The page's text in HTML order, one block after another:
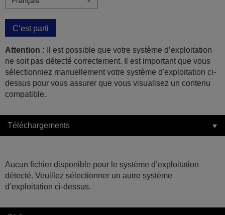
C’est parti
Attention : Il est possible que votre système d’exploitation
ne soit pas détecté correctement. Il est important que vous
sélectionniez manuellement votre système d'exploitation ci-
dessus pour vous assurer que vous visualisez un contenu
compatible.
Téléchargements
Aucun fichier disponible pour le système d’exploitation
détecté. Veuillez sélectionner un autre système
d’exploitation ci-dessus.